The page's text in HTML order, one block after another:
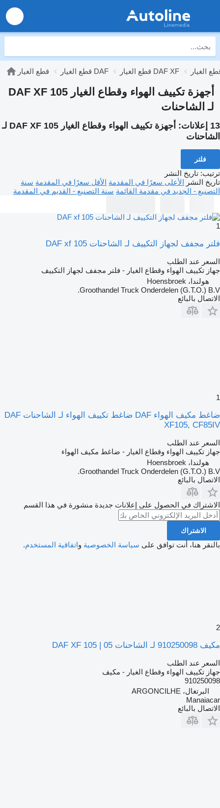
قطع الغيار قطع الغيار DAF قطع الغيار DAF XF
أجهزة تكييف الهواء وقطاع الغيار DAF XF 105
لـ الشاحنات
13 إعلانات:
أجهزة تكييف الهواء وقطاع الغيار DAF XF 105 لـ
الشاحنات
فلتر
ترتيب: تاريخ النشر
تاريخ النشر الأعلى سعرًا في المقدمة الأقل سعرًا في المقدمة سنة
التصنيع - الجديد في مقدمة القائمة سنة التصنيع - القديم في المقدمة
1
فلتر مجفف لجهاز التكييف لـ الشاحنات DAF xf 105
السعر عند الطلب
جهاز تكييف الهواء وقطاع الغيار - فلتر مجفف لجهاز التكييف
هولندا، Hoensbroek
Groothandel Truck Onderdelen (G.T.O.) B.V.
الاتصال بالبائع
1
ضاغط مكيف الهواء DAF ضاغط تكييف الهواء لـ الشاحنات DAF
XF105, CF85IV
السعر عند الطلب
جهاز تكييف الهواء وقطاع الغيار - ضاغط مكيف الهواء
هولندا، Hoensbroek
Groothandel Truck Onderdelen (G.T.O.) B.V.
الاتصال بالبائع
الاشتراك في الحصول على إعلانات جديدة منشورة في هذا القسم
الاشتراك
بالنقر هنا، أنت توافق على سياسة الخصوصية واتفاقية المستخدم.
2
مكيف 910250098 لـ الشاحنات DAF XF 105 | 05
السعر عند الطلب
جهاز تكييف الهواء وقطاع الغيار - مكيف
910250098
البرتغال، ARGONCILHE
Manaiacar
الاتصال بالبائع